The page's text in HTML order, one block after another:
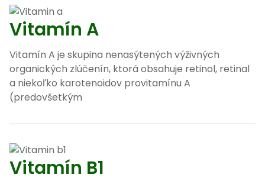
Vitamín A
Vitamín A je skupina nenasýtených výživných
organických zlúčenín, ktorá obsahuje retinol, retinal
a niekoľko karotenoidov provitamínu A
(predovšetkým
Vitamín B1